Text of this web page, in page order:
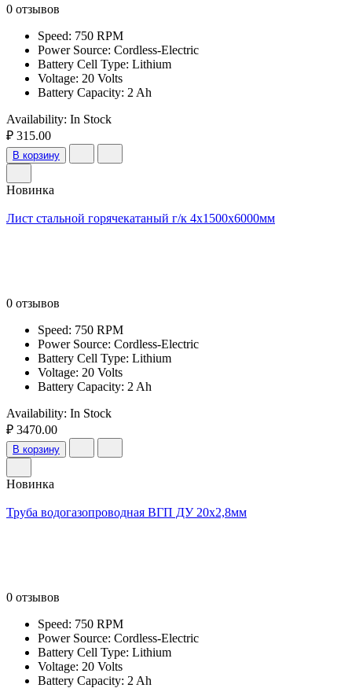
0 отзывов
Speed: 750 RPM
Power Source: Cordless-Electric
Battery Cell Type: Lithium
Voltage: 20 Volts
Battery Capacity: 2 Ah
Availability: In Stock
₽ 315.00
В корзину
Новинка
Лист стальной горячекатаный г/к 4х1500х6000мм
0 отзывов
Speed: 750 RPM
Power Source: Cordless-Electric
Battery Cell Type: Lithium
Voltage: 20 Volts
Battery Capacity: 2 Ah
Availability: In Stock
₽ 3470.00
В корзину
Новинка
Труба водогазопроводная ВГП ДУ 20х2,8мм
0 отзывов
Speed: 750 RPM
Power Source: Cordless-Electric
Battery Cell Type: Lithium
Voltage: 20 Volts
Battery Capacity: 2 Ah